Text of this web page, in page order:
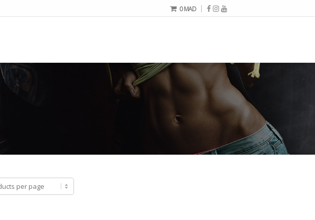
0MAD